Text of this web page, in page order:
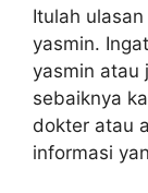
Itulah
yasmin.
yasmin atau
sebaiknya
dokter atau
informasi